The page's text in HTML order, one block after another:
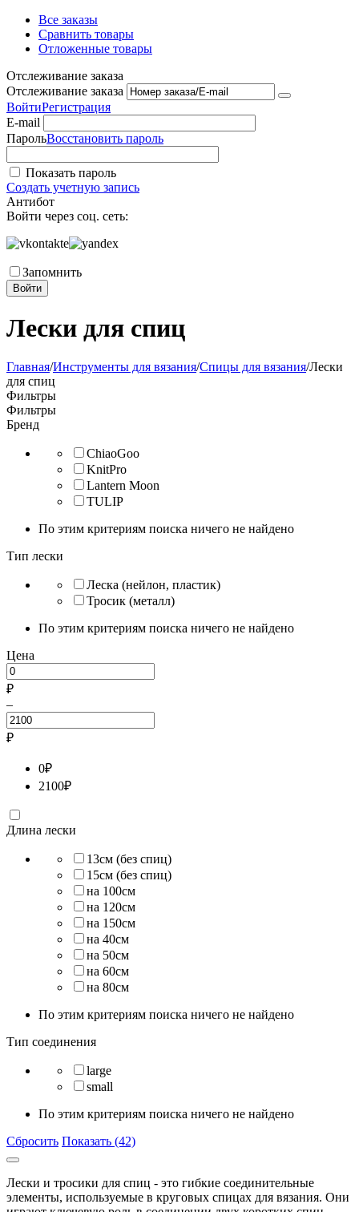
Все заказы
Сравнить товары
Отложенные товары
Отслеживание заказа
Отслеживание заказа
ВойтиРегистрация
E-mail
ПарольВосстановить пароль
Показать пароль
Создать учетную запись
Антибот
Войти через соц. сеть:
Запомнить
Войти
Лески для спиц
Главная/Инструменты для вязания/Спицы для вязания/Лески
для спиц
Фильтры
Фильтры
Бренд
ChiaoGoo
KnitPro
Lantern Moon
TULIP
По этим критериям поиска ничего не найдено
Тип лески
Леска (нейлон, пластик)
Тросик (металл)
По этим критериям поиска ничего не найдено
Цена
₽
–
₽
0₽
2100₽
Длина лески
13см (без спиц)
15см (без спиц)
на 100см
на 120см
на 150см
на 40см
на 50см
на 60см
на 80см
По этим критериям поиска ничего не найдено
Тип соединения
large
small
По этим критериям поиска ничего не найдено
Сбросить Показать (42)
Лески и тросики для спиц - это гибкие соединительные
элементы, используемые в круговых спицах для вязания. Они